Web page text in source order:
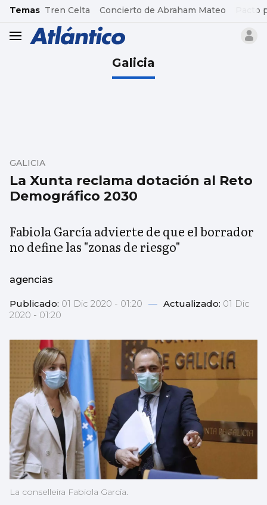
common.go-to-content
Temas Tren Celta Concierto de Abraham Mateo Pacto
header.menu.open
Galicia
La Xunta reclama dotación al Reto
Demográfico 2030
GALICIA
Fabiola García advierte de que el borrador
no define las "zonas de riesgo"
agencias
Publicado: 01 Dic 2020 - 01:20 — Actualizado: 01 Dic
2020 - 01:20
La conselleira Fabiola García.